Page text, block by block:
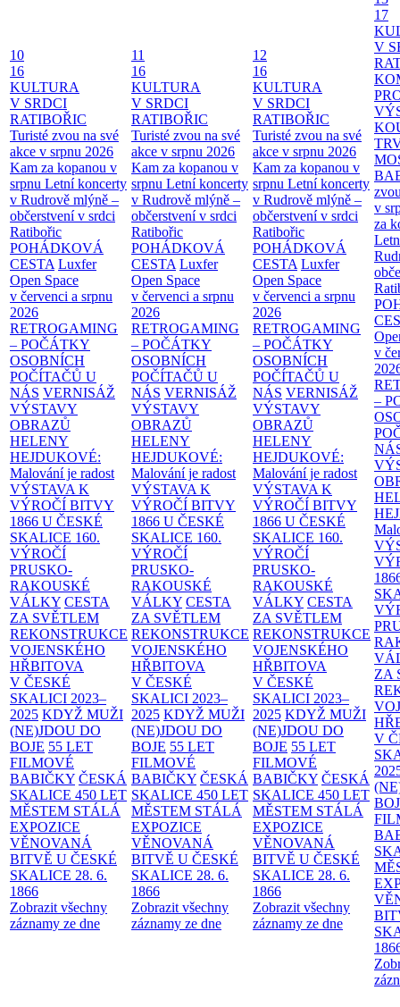
10
16
KULTURA
V SRDCI
RATIBOŘIC
Turisté zvou na své
akce v srpnu 2026
Kam za kopanou v
srpnu Letní koncerty
v Rudrově mlýně –
občerstvení v srdci
Ratibořic
POHÁDKOVÁ
CESTA Luxfer
Open Space
v červenci a srpnu
2026
RETROGAMING
– POČÁTKY
OSOBNÍCH
POČÍTAČŮ U
NÁS VERNISÁŽ
VÝSTAVY
OBRAZŮ
HELENY
HEJDUKOVÉ:
Malování je radost
VÝSTAVA K
VÝROČÍ BITVY
1866 U ČESKÉ
SKALICE 160.
VÝROČÍ
PRUSKO-
RAKOUSKÉ
VÁLKY CESTA
ZA SVĚTLEM
REKONSTRUKCE
VOJENSKÉHO
HŘBITOVA
V ČESKÉ
SKALICI 2023–
2025 KDYŽ MUŽI
(NE)JDOU DO
BOJE 55 LET
FILMOVÉ
BABIČKY ČESKÁ
SKALICE 450 LET
MĚSTEM STÁLÁ
EXPOZICE
VĚNOVANÁ
BITVĚ U ČESKÉ
SKALICE 28. 6.
1866
Zobrazit všechny
záznamy ze dne
11
16
KULTURA
V SRDCI
RATIBOŘIC
Turisté zvou na své
akce v srpnu 2026
Kam za kopanou v
srpnu Letní koncerty
v Rudrově mlýně –
občerstvení v srdci
Ratibořic
POHÁDKOVÁ
CESTA Luxfer
Open Space
v červenci a srpnu
2026
RETROGAMING
– POČÁTKY
OSOBNÍCH
POČÍTAČŮ U
NÁS VERNISÁŽ
VÝSTAVY
OBRAZŮ
HELENY
HEJDUKOVÉ:
Malování je radost
VÝSTAVA K
VÝROČÍ BITVY
1866 U ČESKÉ
SKALICE 160.
VÝROČÍ
PRUSKO-
RAKOUSKÉ
VÁLKY CESTA
ZA SVĚTLEM
REKONSTRUKCE
VOJENSKÉHO
HŘBITOVA
V ČESKÉ
SKALICI 2023–
2025 KDYŽ MUŽI
(NE)JDOU DO
BOJE 55 LET
FILMOVÉ
BABIČKY ČESKÁ
SKALICE 450 LET
MĚSTEM STÁLÁ
EXPOZICE
VĚNOVANÁ
BITVĚ U ČESKÉ
SKALICE 28. 6.
1866
Zobrazit všechny
záznamy ze dne
12
16
KULTURA
V SRDCI
RATIBOŘIC
Turisté zvou na své
akce v srpnu 2026
Kam za kopanou v
srpnu Letní koncerty
v Rudrově mlýně –
občerstvení v srdci
Ratibořic
POHÁDKOVÁ
CESTA Luxfer
Open Space
v červenci a srpnu
2026
RETROGAMING
– POČÁTKY
OSOBNÍCH
POČÍTAČŮ U
NÁS VERNISÁŽ
VÝSTAVY
OBRAZŮ
HELENY
HEJDUKOVÉ:
Malování je radost
VÝSTAVA K
VÝROČÍ BITVY
1866 U ČESKÉ
SKALICE 160.
VÝROČÍ
PRUSKO-
RAKOUSKÉ
VÁLKY CESTA
ZA SVĚTLEM
REKONSTRUKCE
VOJENSKÉHO
HŘBITOVA
V ČESKÉ
SKALICI 2023–
2025 KDYŽ MUŽI
(NE)JDOU DO
BOJE 55 LET
FILMOVÉ
BABIČKY ČESKÁ
SKALICE 450 LET
MĚSTEM STÁLÁ
EXPOZICE
VĚNOVANÁ
BITVĚ U ČESKÉ
SKALICE 28. 6.
1866
Zobrazit všechny
záznamy ze dne
17
V
v
za
v
–
ZA
V